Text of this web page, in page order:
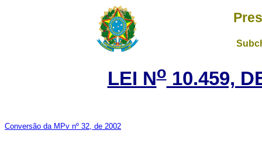
LEI No10.459,
Conversão da MPv nº 32, de 2002